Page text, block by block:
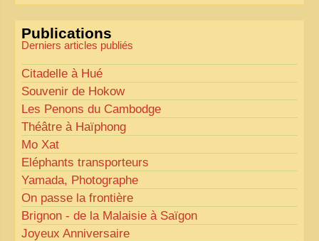
« Comme tout bon collectionneur le sait, la
perfection est un idéal… mais nous y travaillons
Publications
Derniers articles publiés
Citadelle à Hué
Souvenir de Hokow
Les Penons du Cambodge
Théâtre à Haïphong
Mo Xat
Eléphants transporteurs
Yamada, Photographe
On passe la frontière
Brignon - de la Malaisie à Saïgon
Joyeux Anniversaire